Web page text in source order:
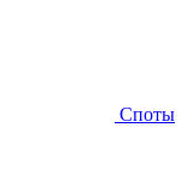
Споты